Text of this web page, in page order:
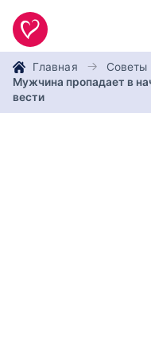
Главная Советы
Мужчина пропадает в
вести